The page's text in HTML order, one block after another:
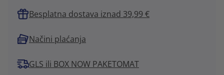
Besplatna dostava iznad 39,99 €
Načini plaćanja
GLS ili BOX NOW PAKETOMAT